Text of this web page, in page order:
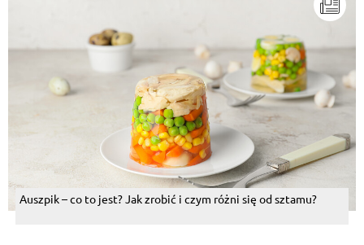
Auszpik – co to jest? Jak zrobić i czym różni się od sztamu?